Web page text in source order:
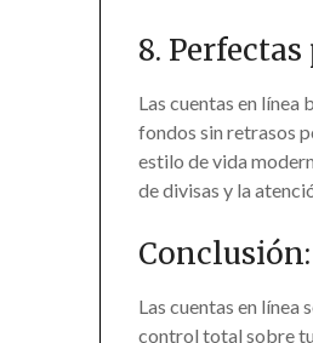
8.
Las cuentas en
fondos sin retrasos
estilo de vida
de divisas y la
Las cuentas en línea
control total sobre tu